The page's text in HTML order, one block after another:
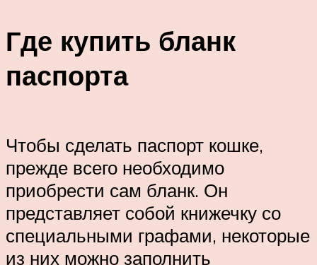
Где купить бланк
паспорта
Чтобы сделать паспорт кошке,
прежде всего необходимо
приобрести сам бланк. Он
представляет собой книжечку со
специальными графами, некоторые
из них можно заполнить